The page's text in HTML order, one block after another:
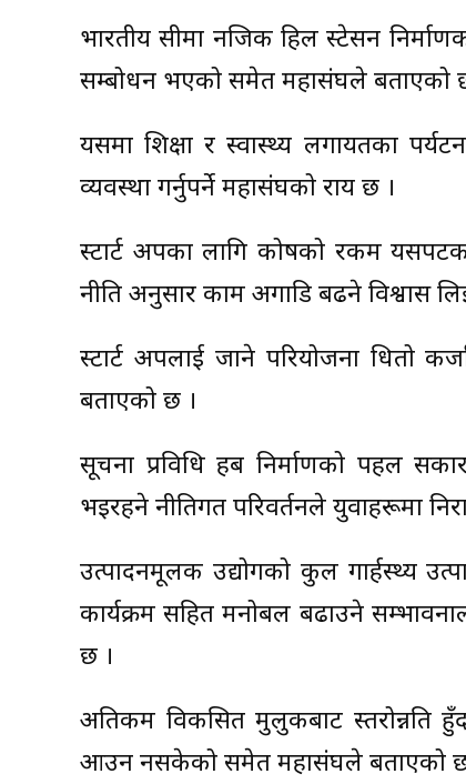
भारतीय सीमा नजिक हिल स्टेसन
सम्बोधन भएको समेत महासंघले बताएको
यसमा शिक्षा र स्वास्थ्य लगायतका
व्यवस्था गर्नुपर्ने महासंघको राय छ ।
स्टार्ट अपका लागि कोषको रकम
नीति अनुसार काम अगाडि बढने विश्वास
स्टार्ट अपलाई जाने परियोजना धितो
बताएको छ ।
सूचना प्रविधि हब निर्माणको पहल
भइरहने नीतिगत परिवर्तनले युवाहरूमा
उत्पादनमूलक उद्योगको कुल गार्हस्थ्य
कार्यक्रम सहित मनोबल बढाउने
छ ।
अतिकम विकसित मुलुकबाट स्तरोन्नति
आउन नसकेको समेत महासंघले बताएको